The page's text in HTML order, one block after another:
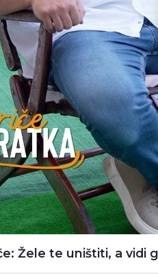
Žele te uništiti, a vidi